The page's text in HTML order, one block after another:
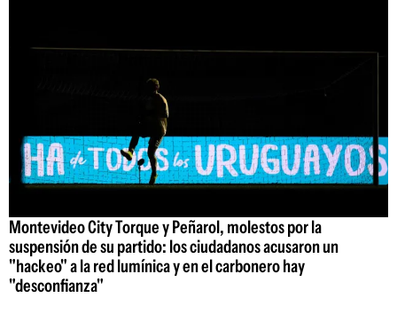
Montevideo City Torque y Peñarol, molestos por la
suspensión de su partido: los ciudadanos acusaron un
"hackeo" a la red lumínica y en el carbonero hay
"desconfianza"